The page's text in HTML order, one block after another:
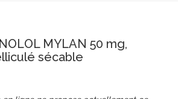
MYLAN 50 mg,
sécable